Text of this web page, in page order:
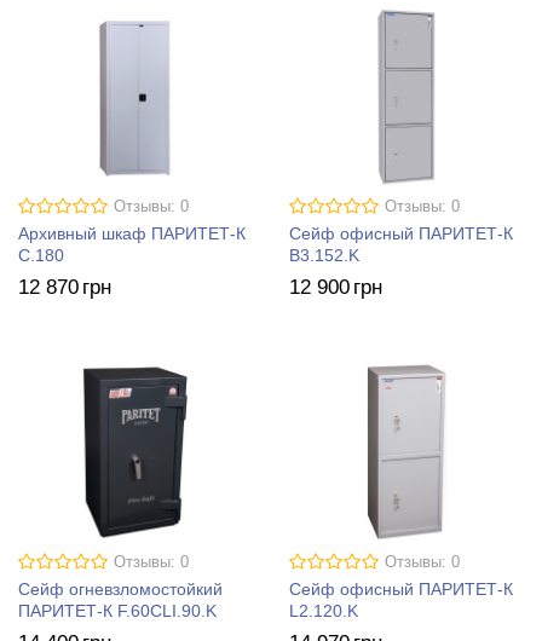
Отзывы: 0
Архивный шкаф ПАРИТЕТ-К
C.180
12 870 грн
Отзывы: 0
Cейф офисный ПАРИТЕТ-К
B3.152.K
12 900 грн
Отзывы: 0
Сейф огневзломостойкий
ПАРИТЕТ-К F.60CLI.90.K
Отзывы: 0
Сейф офисный ПАРИТЕТ-К
L2.120.K